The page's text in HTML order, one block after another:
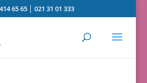
65 65 │021 31 01 333